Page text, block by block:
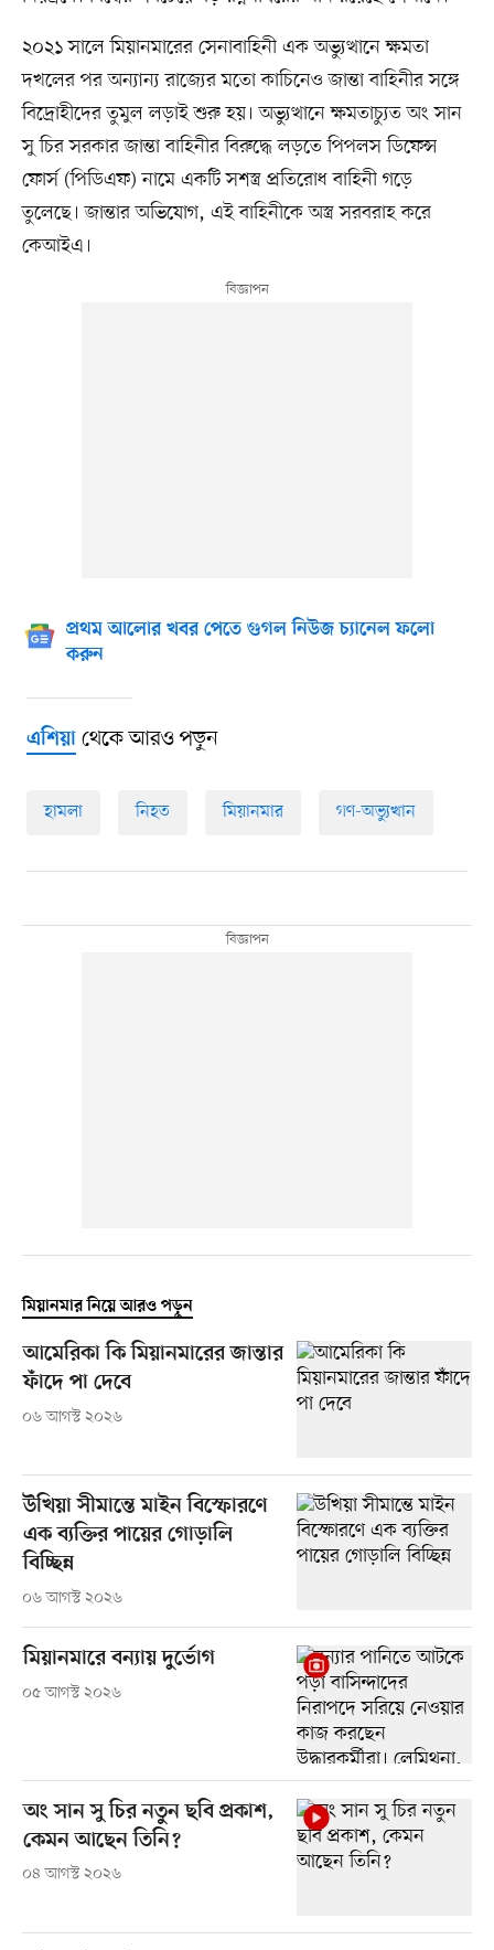
২০২১ সালে মিয়ানমারের সেনাবাহিনী এক অভ্যুত্থানে ক্ষমতা
দখলের পর অন্যান্য রাজ্যের মতো কাচিনেও জান্তা বাহিনীর সঙ্গে
বিদ্রোহীদের তুমুল লড়াই শুরু হয়। অভ্যুত্থানে ক্ষমতাচ্যুত অং সান
সু চির সরকার জান্তা বাহিনীর বিরুদ্ধে লড়তে পিপলস ডিফেন্স
ফোর্স (পিডিএফ) নামে একটি সশস্ত্র প্রতিরোধ বাহিনী গড়ে
তুলেছে। জান্তার অভিযোগ, এই বাহিনীকে অস্ত্র সরবরাহ করে
কেআইএ।
প্রথম আলোর খবর পেতে গুগল নিউজ চ্যানেল ফলো
করুন
এশিয়াথেকে আরও পড়ুন
হামলা নিহত মিয়ানমার গণ-অভ্যুত্থান
মিয়ানমার নিয়ে আরও পড়ুন
আমেরিকা কি মিয়ানমারের জান্তার
ফাঁদে পা দেবে
০৬ আগস্ট ২০২৬
উখিয়া সীমান্তে মাইন বিস্ফোরণে
এক ব্যক্তির পায়ের গোড়ালি
বিচ্ছিন্ন
০৬ আগস্ট ২০২৬
মিয়ানমারে বন্যায় দুর্ভোগ
০৫ আগস্ট ২০২৬
অং সান সু চির নতুন ছবি প্রকাশ,
কেমন আছেন তিনি?
০৪ আগস্ট ২০২৬